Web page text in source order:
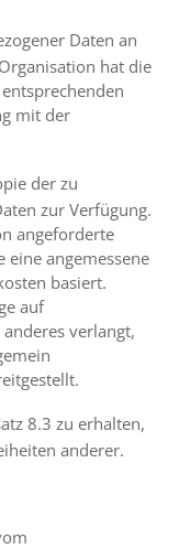
Daten an
hat die
mit der
der zu
zur Verfügung.
angeforderte
angemessene
basiert.
auf
verlangt,
8.3 zu erhalten,
anderer.